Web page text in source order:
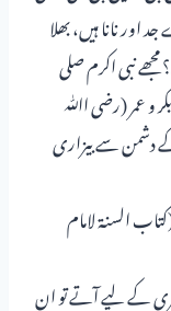
نانا ہیں، بھلا
نبی اکرم صلی
و عمر (رضی اﷲ
دشمن سے بیزاری
السنۃ لامام
کے لیے آتے تو ان